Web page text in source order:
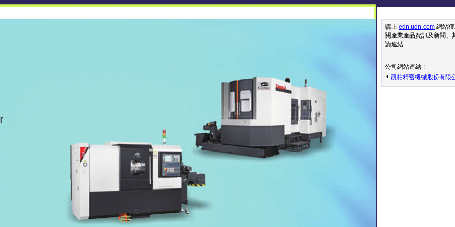
請上 edn.udn.com 網站
關產業產品資訊及新聞、
請連結.
公司網站連結 :
• 凱柏精密機械股份有限